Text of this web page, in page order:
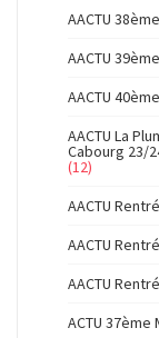
AACTU
AACTU
AACTU
AACTU La
Cabourg 23/
(12)
AACTU
AACTU
AACTU
ACTU 37ème